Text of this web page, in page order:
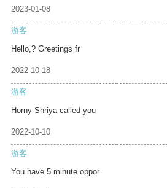
2023-01-08
游客
Hello,? Greetings fr
2022-10-18
游客
Horny Shriya called you
2022-10-10
游客
You have 5 minute oppor